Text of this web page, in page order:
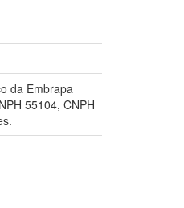
da Embrapa
55104, CNPH